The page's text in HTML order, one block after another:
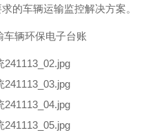
的车辆运输监控解决方案。